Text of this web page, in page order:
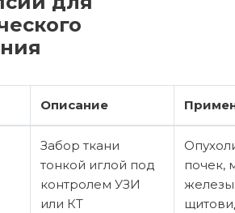
Описание
Забор ткани
тонкой иглой под
контролем УЗИ
или КТ
почек,